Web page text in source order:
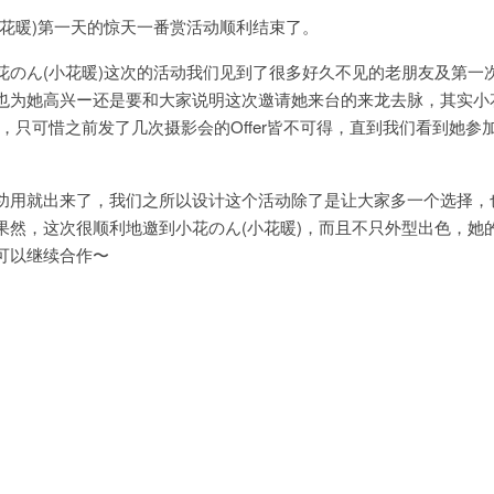
暖)第一天的惊天一番赏活动顺利结束了。
のん(小花暖)这次的活动我们见到了很多好久不见的老朋友及第一
为她高兴ー还是要和大家说明这次邀请她来台的来龙去脉，其实
只可惜之前发了几次摄影会的Offer皆不可得，直到我们看到她参
用就出来了，我们之所以设计这个活动除了是让大家多一个选择
然，这次很顺利地邀到小花のん(小花暖)，而且不只外型出色，她
以继续合作〜